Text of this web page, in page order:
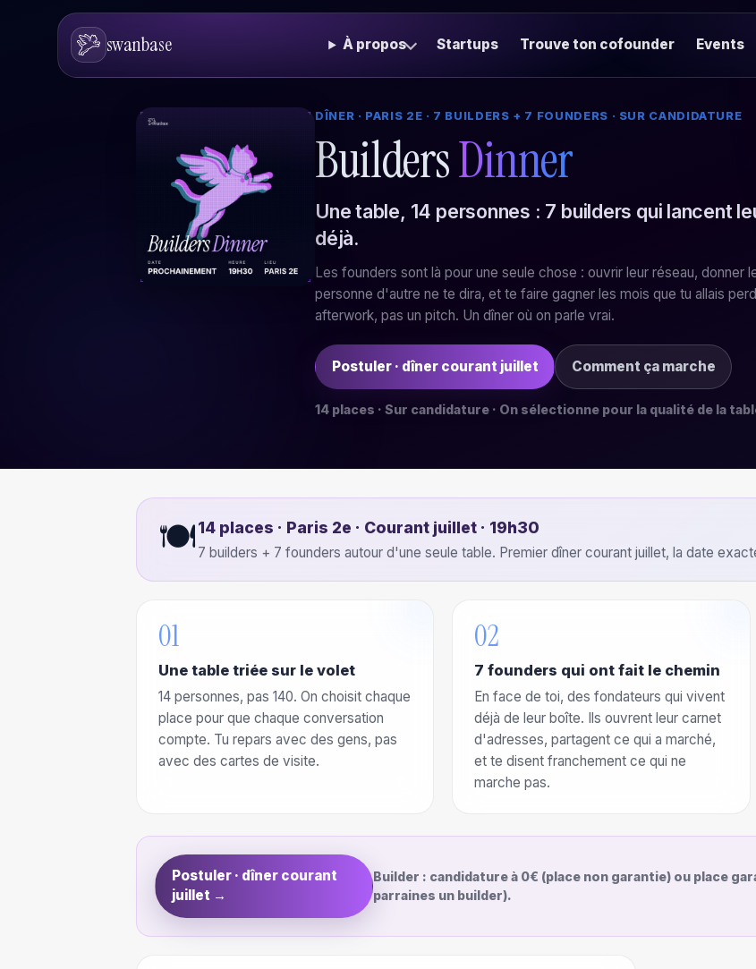
swanbase À propos Startups Trouve ton cofounder Events
DÎNER · PARIS 2E · 7 BUILDERS + 7 FOUNDERS · SUR CANDIDATURE
BuildersDinner
Une table, 14 personnes : 7 builders qui lancent
déjà.
Les founders sont là pour une seule chose : ouvrir leur réseau, donner
personne d'autre ne te dira, et te faire gagner les mois que tu allais
afterwork, pas un pitch. Un dîner où on parle vrai.
Postuler · dîner courant juillet Comment ça marche
14 places · Sur candidature · On sélectionne pour la qualité de la
🍽️14 places · Paris 2e · Courant juillet · 19h30
7 builders + 7 founders autour d'une seule table. Premier dîner courant juillet, la date
01
Une table triée sur le volet
14 personnes, pas 140. On choisit chaque
place pour que chaque conversation
compte. Tu repars avec des gens, pas
avec des cartes de visite.
02
7 founders qui ont fait le chemin
En face de toi, des fondateurs qui vivent
déjà de leur boîte. Ils ouvrent leur carnet
d'adresses, partagent ce qui a marché,
et te disent franchement ce qui ne
marche pas.
Postuler · dîner courant
juillet →
Builder : candidature à 0€ (place non garantie) ou place
parraines un builder).